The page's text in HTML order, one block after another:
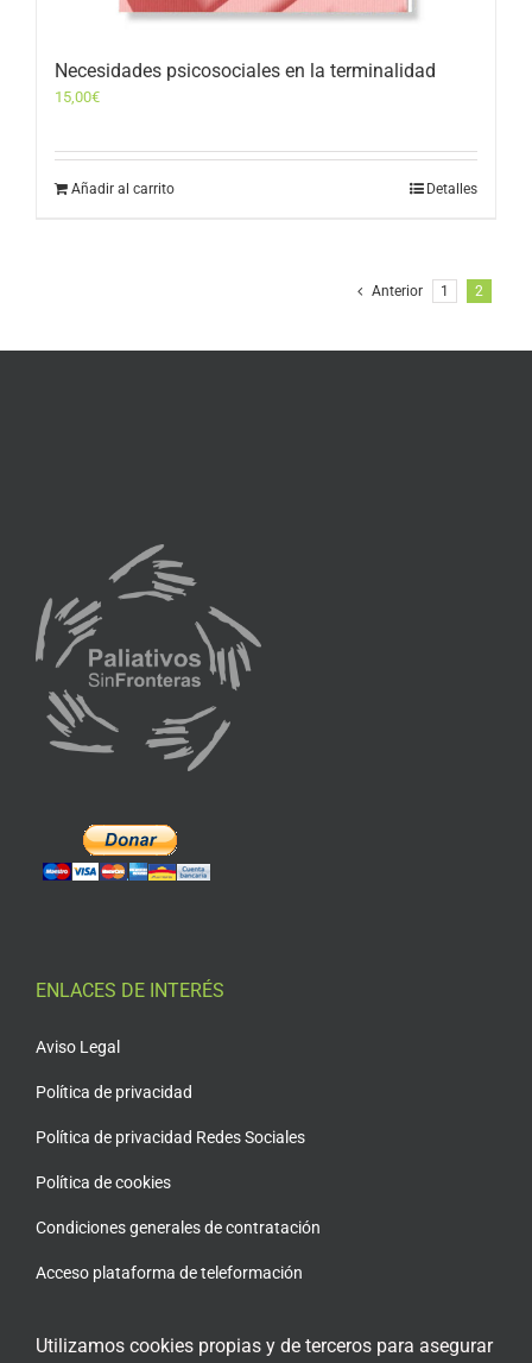
Necesidades psicosociales en la terminalidad
15,00€
Añadir al carrito Detalles
Anterior 1 2
ENLACES DE INTERÉS
Aviso Legal
Política de privacidad
Política de privacidad Redes Sociales
Política de cookies
Condiciones generales de contratación
Acceso plataforma de teleformación
Utilizamos cookies propias y de terceros para asegurar